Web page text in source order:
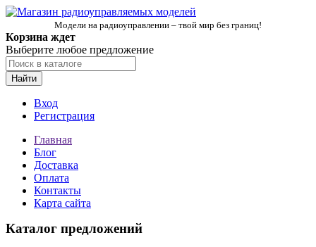
Модели на радиоуправлении – твой мир без границ!
Корзина ждет
Выберите любое предложение
Найти
Вход
Регистрация
Главная
Блог
Доставка
Оплата
Контакты
Карта сайта
Каталог предложений